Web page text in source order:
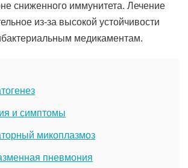
сниженного иммунитета. Лечение
из-за высокой устойчивости
медикаментам.
и симптомы
микоплазмоз
пневмония